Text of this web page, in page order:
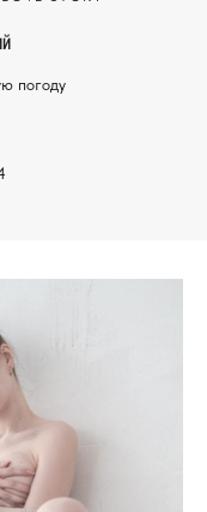
погоду